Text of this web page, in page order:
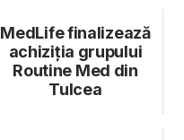
MedLife finalizează
achiziția grupului
Routine Med din
Tulcea